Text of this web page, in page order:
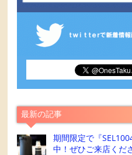
最新の記事
期間限定で『
中！ぜひご来店くだ